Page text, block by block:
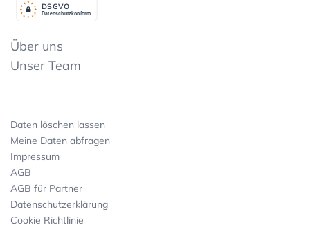
Datenschutzkonform
DSGVO
Über uns
Unser Team
Daten löschen lassen
Meine Daten abfragen
Impressum
AGB
AGB für Partner
Datenschutzerklärung
Cookie Richtlinie